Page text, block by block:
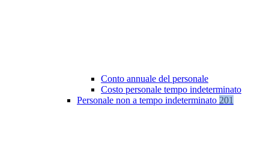
Conto annuale del personale
Costo personale tempo indeterminato
Personale non a tempo indeterminato 201